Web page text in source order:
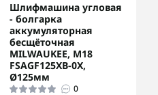
Шлифмашина угловая
- болгарка
аккумуляторная
бесщёточная
MILWAUKEE, M18
FSAGF125XB-0X,
Ø125мм
0